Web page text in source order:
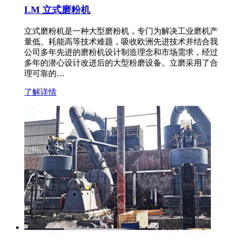
LM 立式磨粉机
立式磨粉机是一种大型磨粉机，专门为解决工业磨机产
量低、耗能高等技术难题，吸收欧洲先进技术并结合我
公司多年先进的磨粉机设计制造理念和市场需求，经过
多年的潜心设计改进后的大型粉磨设备。立磨采用了合
理可靠的…
了解详情